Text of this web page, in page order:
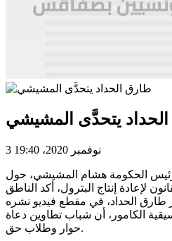
يتحدَّى المشيشي
3 نوفمبر 2020، 19:40
الحكومة هشام المشيشي، حول
لإعادة إنتاج البترول، أكد الناطق
طارق الحداد، في مقطع فيديو نشره
الكامور، أن شباب تطاوين دعاة
حوار وطلاب حق.